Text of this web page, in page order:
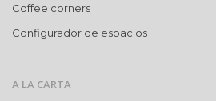
Coffee corners
Configurador de espacios
A LA CARTA